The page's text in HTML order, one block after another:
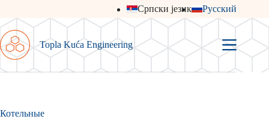
сути
Српски језик Русский
Topla Kuća Engineering
Котельные